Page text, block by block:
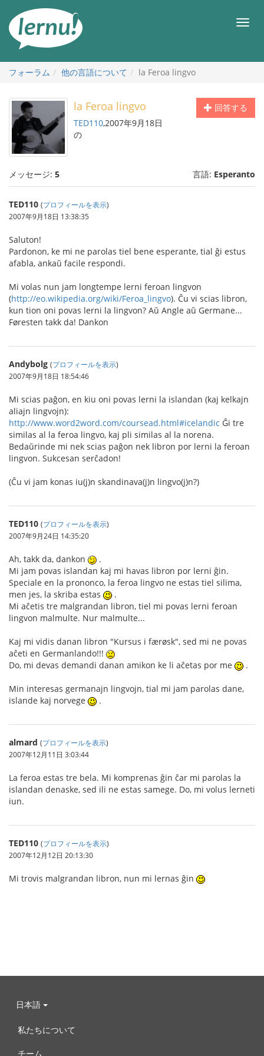
メ
フォーラム
他の言語について la Feroa lingvo
回答する
la Feroa lingvo
TED110,2007年9月18日
の
メッセージ: 5 言語: Esperanto
TED110 (プロフィールを表示)
2007年9月18日 13:38:35
Saluton!
Pardonon, ke mi ne parolas tiel bene esperante, tial ĝi estus
afabla, ankaŭ facile respondi.
Mi volas nun jam longtempe lerni feroan lingvon
(http://eo.wikipedia.org/wiki/Feroa_lingvo). Ĉu vi scias libron,
kun tion oni povas lerni la lingvon? Aŭ Angle aŭ Germane...
Føresten takk da! Dankon
Andybolg (プロフィールを表示)
2007年9月18日 18:54:46
Mi scias paĝon, en kiu oni povas lerni la islandan (kaj kelkajn
aliajn lingvojn):
http://www.word2word.com/coursead.html#icelandic Ĝi tre
similas al la feroa lingvo, kaj pli similas al la norena.
Bedaŭrinde mi nek scias paĝon nek libron por lerni la feroan
lingvon. Sukcesan serĉadon!
(Ĉu vi jam konas iu(j)n skandinava(j)n lingvo(j)n?)
TED110 (プロフィールを表示)
2007年9月24日 14:35:20
Ah, takk da, dankon
.
Mi jam povas islandan kaj mi havas libron por lerni ĝin.
Speciale en la prononco, la feroa lingvo ne estas tiel silima,
men jes, la skriba estas
.
Mi aĉetis tre malgrandan libron, tiel mi povas lerni feroan
lingvon malmulte. Nur malmulte...
Kaj mi vidis danan libron "Kursus i færøsk", sed mi ne povas
aĉeti en Germanlando!!!
Do, mi devas demandi danan amikon ke li aĉetas por me
.
Min interesas germanajn lingvojn, tial mi jam parolas dane,
islande kaj norvege
.
almard (プロフィールを表示)
2007年12月11日 3:03:44
La feroa estas tre bela. Mi komprenas ĝin ĉar mi parolas la
islandan denaske, sed ili ne estas samege. Do, mi volus lerneti
iun.
TED110 (プロフィールを表示)
2007年12月12日 20:13:30
Mi trovis malgrandan libron, nun mi lernas ĝin
日本語
私たちについて
チーム